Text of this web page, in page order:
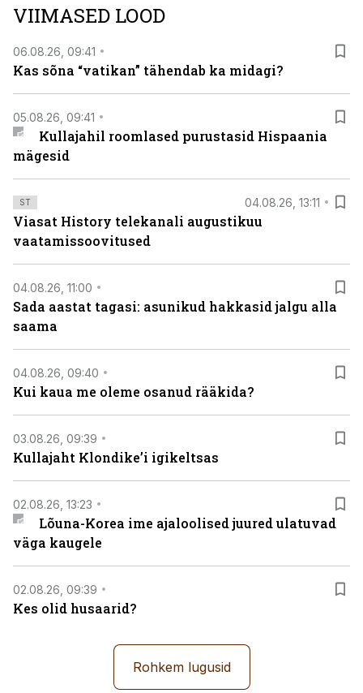
viasathistory.eu/ee
VIIMASED LOOD
06.08.26, 09:41
Kas sõna “vatikan” tähendab ka midagi?
05.08.26, 09:41
Kullajahil roomlased purustasid Hispaania
mägesid
ST 04.08.26, 13:11
Viasat History telekanali augustikuu
vaatamissoovitused
04.08.26, 11:00
Sada aastat tagasi: asunikud hakkasid jalgu alla
saama
04.08.26, 09:40
Kui kaua me oleme osanud rääkida?
03.08.26, 09:39
Kullajaht Klondike’i igikeltsas
02.08.26, 13:23
Lõuna-Korea ime ajaloolised juured ulatuvad
väga kaugele
02.08.26, 09:39
Kes olid husaarid?
Rohkem lugusid